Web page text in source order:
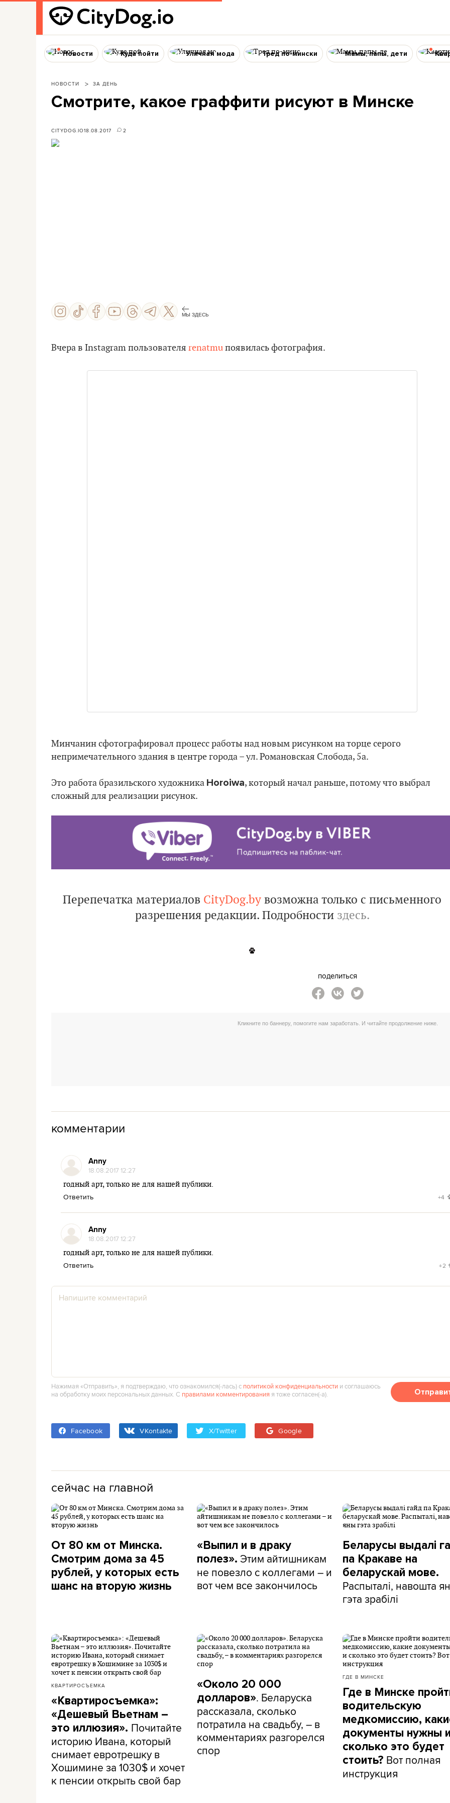
Новости Куда пойти Уличная мода Тред по-мински Мамы, папы, дети
НОВОСТИ ЗА ДЕНЬ
Смотрите, какое граффити рисуют в Минске
CITYDOG.IO18.08.2017 2
МЫ ЗДЕСЬ
Вчера в Instagram пользователя renatmuпоявилась фотография.
Минчанин сфотографировал процесс работы над новым рисунком на торце серого
непримечательного здания в центре города – ул. Романовская Слобода, 5а.
Это работа бразильского художника Horoiwa, который начал раньше, потому что выбрал
сложный для реализации рисунок.
Перепечатка материалов CityDog.by возможна только с письменного
разрешения редакции. Подробности здесь.
поделиться
комментарии
Anny
18.08.2017 12:27
годный арт, только не для нашей публики.
Ответить +4
Anny
18.08.2017 12:27
годный арт, только не для нашей публики.
Ответить +2
Нажимая «Отправить», я подтверждаю, что ознакомился(‑лась) с политикой конфиденциальности и соглашаюсь
на обработку моих персональных данных. С правилами комментирования я тоже согласен(‑а).
Facebook VKontakte X/Twitter Google
сейчас на главной
От 80 км от Минска.
Смотрим дома за 45
рублей, у которых есть
шанс на вторую жизнь
«Выпил и в драку
полез». Этим айтишникам
не повезло с коллегами – и
вот чем все закончилось
Беларусы выдалі
па Кракаве на
беларускай мове.
Распыталі, навошта
гэта зрабілі
КВАРТИРОСЪЕМКА
«Квартиросъемка»:
«Дешевый Вьетнам –
это иллюзия». Почитайте
историю Ивана, который
снимает евротрешку в
Хошимине за 1030$ и хочет
к пенсии открыть свой бар
«Около 20 000
долларов». Беларуска
рассказала, сколько
потратила на свадьбу, – в
комментариях разгорелся
спор
ГДЕ В МИНСКЕ
Где в Минске
водительскую
медкомиссию,
документы нужны и
сколько это будет
стоить? Вот полная
инструкция